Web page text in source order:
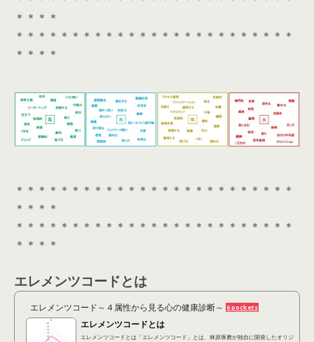
＊＊＊＊
＊＊＊＊＊＊＊＊＊＊＊＊＊＊＊＊＊＊＊＊＊＊＊＊＊
＊＊＊＊
＊＊＊＊＊＊＊＊＊＊＊＊＊＊＊＊＊＊＊＊＊＊＊＊＊
＊＊＊＊
＊＊＊＊＊＊＊＊＊＊＊＊＊＊＊＊＊＊＊＊＊＊＊＊＊
＊＊＊＊
エレメンツコードとは
エレメンツコード～４属性から見る心の健康診断～ 6 pockets
エレメンツコードとは
エレメンツコードとは「エレメンツコード」とは、林原琢磨が独自に開発したオリジ